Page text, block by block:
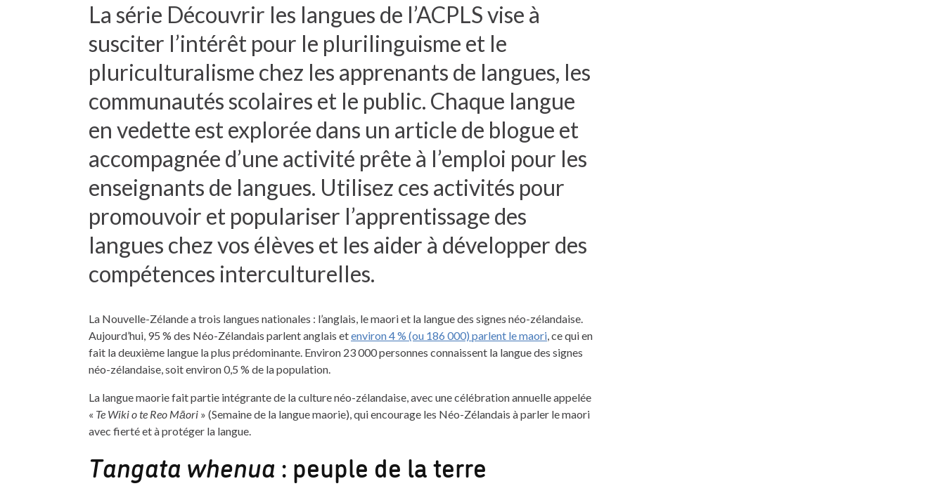
La série Découvrir les langues de l’ACPLS vise à
susciter l’intérêt pour le plurilinguisme et le
pluriculturalisme chez les apprenants de langues, les
communautés scolaires et le public. Chaque langue
en vedette est explorée dans un article de blogue et
accompagnée d’une activité prête à l’emploi pour les
enseignants de langues. Utilisez ces activités pour
promouvoir et populariser l’apprentissage des
langues chez vos élèves et les aider à développer des
compétences interculturelles.
La Nouvelle-Zélande a trois langues nationales : l’anglais, le maori et la langue des signes néo-zélandaise.
Aujourd’hui, 95 % des Néo-Zélandais parlent anglais etenviron 4 % (ou 186 000) parlent le maori, ce qui en
fait la deuxième langue la plus prédominante. Environ 23 000 personnes connaissent la langue des signes
néo-zélandaise, soit environ 0,5 % de la population.
La langue maorie fait partie intégrante de la culture néo-zélandaise, avec une célébration annuelle appelée
« Te Wiki o te Reo Māori » (Semaine de la langue maorie), qui encourage les Néo-Zélandais à parler le maori
avec fierté et à protéger la langue.
Tangata whenua : peuple de la terre